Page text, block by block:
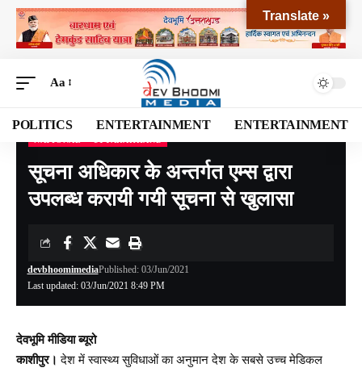
Aa
POLITICS ENTERTAINMENT ENTERTAINMENT
Devbhoomi Media>Blog>NATIONAL>UTTARAKHAND>सूचना अधिकार के अन्तर्गत एम्स द्वारा उपलब्ध करायी गयी सूचना से खुलासा
सूचना अधिकार के अन्तर्गत एम्स द्वारा
उपलब्ध करायी गयी सूचना से खुलासा
Last updated: 03/Jun/2021 8:49 PM
devbhoomimediaPublished: 03/Jun/2021
देवभूमि मीडिया ब्यूरो
काशीपुर। देश में स्वास्थ्य सुविधाओं का अनुमान देश के सबसे उच्च मेडिकल
Translate »